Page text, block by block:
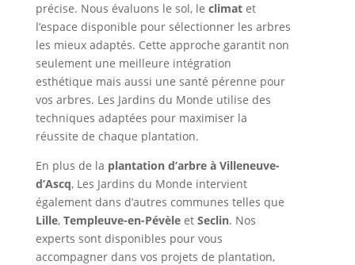
précise. Nous évaluons le sol, le climatet
l’espace disponible pour sélectionner les arbres
les mieux adaptés. Cette approche garantit non
seulement une meilleure intégration
esthétique mais aussi une santé pérenne pour
vos arbres. Les Jardins du Monde utilise des
techniques adaptées pour maximiser la
réussite de chaque plantation.
En plus de la plantation d’arbre à Villeneuve-
d’Ascq, Les Jardins du Monde intervient
également dans d’autres communes telles que
Lille, Templeuve-en-Pévèleet Seclin. Nos
experts sont disponibles pour vous
accompagner dans vos projets de plantation,